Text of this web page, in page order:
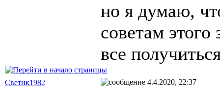
но я думаю,
советам
все
Светик1982 4.4.2020, 22:37